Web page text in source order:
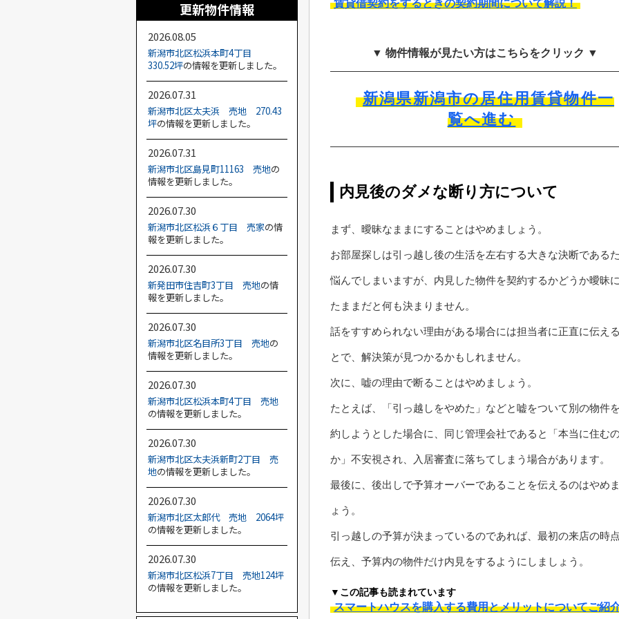
賃貸借契約をするときの契約期間について解説！
▼ 物件情報が見たい方はこちらをクリック ▼
新潟県新潟市の居住用賃貸物件一
覧へ進む
内見後のダメな断り方について
まず、曖昧なままにすることはやめましょう。
お部屋探しは引っ越し後の生活を左右する大きな決断である
悩んでしまいますが、内見した物件を契約するかどうか曖昧
たままだと何も決まりません。
話をすすめられない理由がある場合には担当者に正直に伝え
とで、解決策が見つかるかもしれません。
次に、嘘の理由で断ることはやめましょう。
たとえば、「引っ越しをやめた」などと嘘をついて別の物件
約しようとした場合に、同じ管理会社であると「本当に住む
か」不安視され、入居審査に落ちてしまう場合があります。
最後に、後出しで予算オーバーであることを伝えるのはやめ
ょう。
引っ越しの予算が決まっているのであれば、最初の来店の時
伝え、予算内の物件だけ内見をするようにしましょう。
▼この記事も読まれています
スマートハウスを購入する費用とメリットについてご紹
更新物件情報
2026.08.05
新潟市北区松浜本町4丁目
330.52坪の情報を更新しました。
2026.07.31
新潟市北区太夫浜 売地 270.43
坪の情報を更新しました。
2026.07.31
新潟市北区島見町11163 売地の
情報を更新しました。
2026.07.30
新潟市北区松浜６丁目 売家の情
報を更新しました。
2026.07.30
新発田市住吉町3丁目 売地の情
報を更新しました。
2026.07.30
新潟市北区名目所3丁目 売地の
情報を更新しました。
2026.07.30
新潟市北区松浜本町4丁目 売地
の情報を更新しました。
2026.07.30
新潟市北区太夫浜新町2丁目 売
地の情報を更新しました。
2026.07.30
新潟市北区太郎代 売地 2064坪
の情報を更新しました。
2026.07.30
新潟市北区松浜7丁目 売地124坪
の情報を更新しました。